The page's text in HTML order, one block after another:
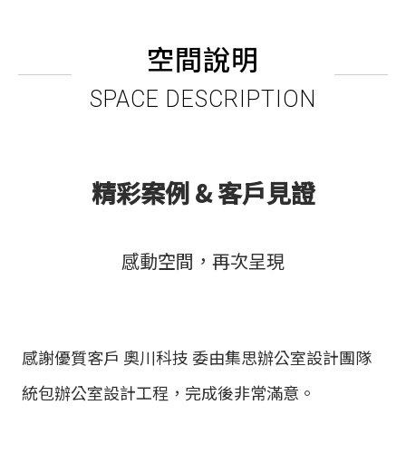
空間說明
SPACE DESCRIPTION
精彩案例 & 客戶見證
感動空間，再次呈現
感謝優質客戶 奧川科技 委由集思辦公室設計團隊
統包辦公室設計工程，完成後非常滿意。